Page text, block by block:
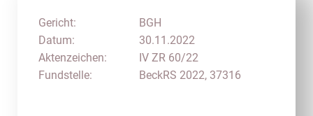
Gericht:
Datum:
Aktenzeichen:
Fundstelle:
BGH
30.11.2022
IV ZR 60/22
BeckRS 2022, 37316